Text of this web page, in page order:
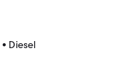
• Diesel